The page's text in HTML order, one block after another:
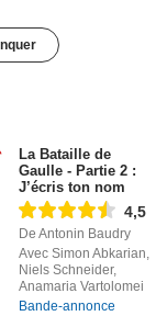
La Bataille de
Gaulle - Partie 2 :
J’écris ton nom
4,5
De Antonin Baudry
Avec Simon Abkarian,
Niels Schneider,
Anamaria Vartolomei
Bande-annonce